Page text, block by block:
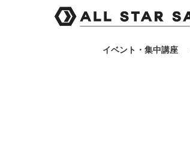
イベント・集中講座